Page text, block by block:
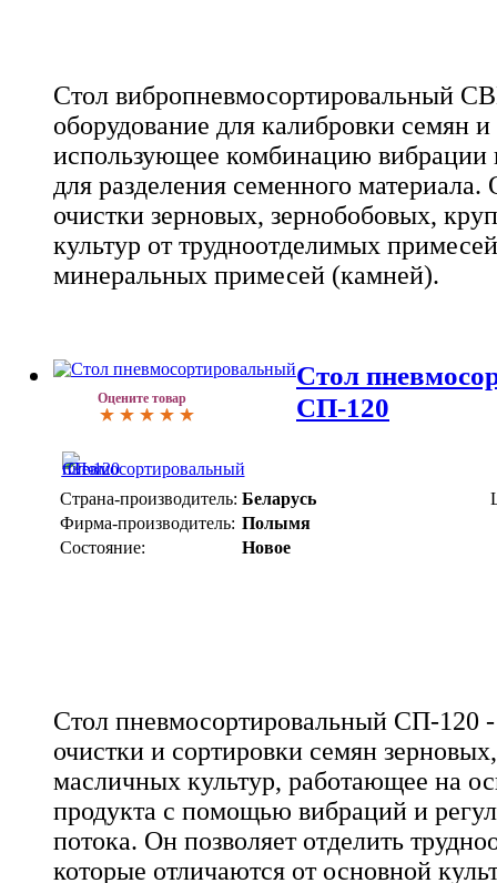
Стол вибропневмосортировальный
оборудование для калибровки семян
использующее комбинацию вибрации
для разделения семенного материала.
очистки зерновых, зернобобовых,
культур от трудноотделимых
минеральных примесей (камней).
Оцените товар
Стол
СП-120
Страна-производитель: Беларусь
Фирма-производитель: Полымя
Состояние:
Новое
Стол пневмосортировальный СП-120 -
очистки и сортировки семян
масличных культур, работающее на
продукта с помощью вибраций и
потока. Он позволяет отделить
которые отличаются от основной